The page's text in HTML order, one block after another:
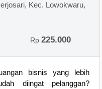
Kec. Lowokwaru,
Rp225.000
bisnis yang lebih
diingat pelanggan?